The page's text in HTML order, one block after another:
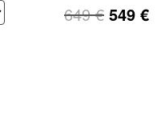
649€ 549 €